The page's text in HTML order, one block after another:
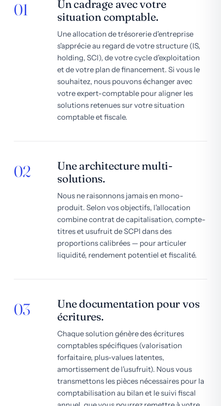
01
Un cadrage avec votre
situation comptable.
Une allocation de trésorerie d'entreprise
s'apprécie au regard de votre structure (IS,
holding, SCI), de votre cycle d'exploitation
et de votre plan de financement. Si vous le
souhaitez, nous pouvons échanger avec
votre expert-comptable pour aligner les
solutions retenues sur votre situation
comptable et fiscale.
02
Une architecture multi-
solutions.
Nous ne raisonnons jamais en mono-
produit. Selon vos objectifs, l'allocation
combine contrat de capitalisation, compte-
titres et usufruit de SCPI dans des
proportions calibrées — pour articuler
liquidité, rendement potentiel et fiscalité.
03
Une documentation pour vos
écritures.
Chaque solution génère des écritures
comptables spécifiques (valorisation
forfaitaire, plus-values latentes,
amortissement de l'usufruit). Nous vous
transmettons les pièces nécessaires pour la
comptabilisation au bilan et le suivi fiscal